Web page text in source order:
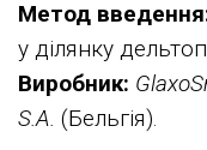
Метод
у ділянку
Виробник:
S.A. (Бельгія).